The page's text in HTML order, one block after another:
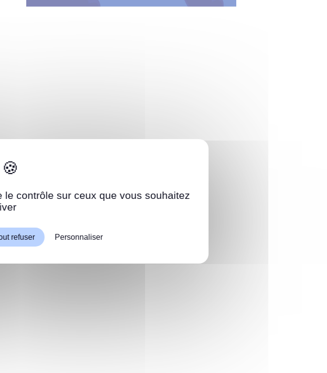
contrôle sur ceux que vous souhaitez
refuser Personnaliser